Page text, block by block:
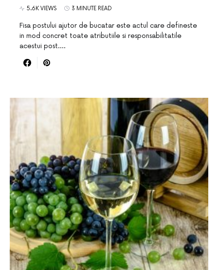
5.6K VIEWS 3 MINUTE READ
Fisa postului ajutor de bucatar este actul care defineste
in mod concret toate atributiile si responsabilitatile
acestui post.…